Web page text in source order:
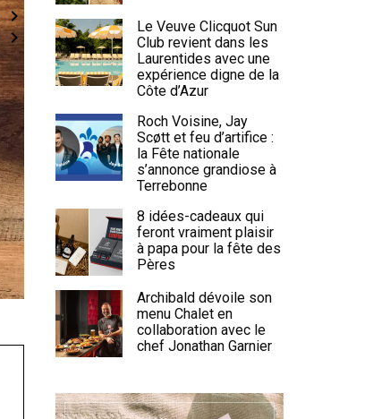
Le Veuve Clicquot Sun
Club revient dans les
Laurentides avec une
expérience digne de la
Côte d’Azur
Roch Voisine, Jay
Scøtt et feu d’artifice :
la Fête nationale
s’annonce grandiose à
Terrebonne
8 idées-cadeaux qui
feront vraiment plaisir
à papa pour la fête des
Pères
Archibald dévoile son
menu Chalet en
collaboration avec le
chef Jonathan Garnier